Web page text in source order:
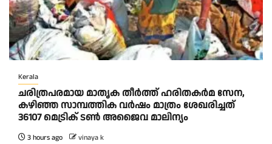
Kerala
ചരിത്രപരമായ മാതൃക തീര്‍ത്ത് ഹരിതകര്‍മ സേന,
കഴിഞ്ഞ സാമ്പത്തിക വര്‍ഷം മാത്രം ശേഖരിച്ചത്
36107 മെട്രിക് ടണ്‍ അജൈവ മാലിന്യം
3 hours ago vinaya k